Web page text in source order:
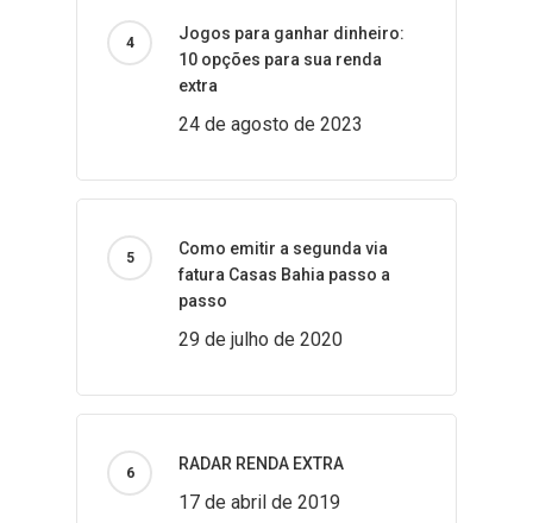
Jogos para ganhar dinheiro:
10 opções para sua renda
extra
24 de agosto de 2023
Como emitir a segunda via
fatura Casas Bahia passo a
passo
29 de julho de 2020
RADAR RENDA EXTRA
17 de abril de 2019